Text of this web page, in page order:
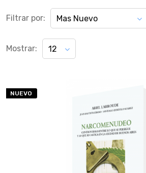
Filtrar por: Mas Nuevo
Mostrar: 12
NUEVO